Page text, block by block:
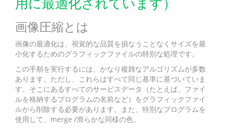
用に最適化されています）
画像圧縮とは
画像の最適化は、視覚的な品質を損なうことなくサイズを最
小化するためのグラフィックファイルの特別な処理です。
この手順を実行するには、かなり複雑なアルゴリズムが多数
あります。ただし、これらはすべて同じ基準に基づいていま
す。そこにあるすべてのサービスデータ（たとえば、ファイ
ルを格納するプログラムの名前など）をグラフィックファイ
ルから削除する必要があります。また、特別なプログラムを
使用して、merge /滑らかな同様の色。